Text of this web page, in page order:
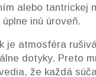
alebo tantrickej
inú úroveň.
je atmosféra
dotyky. Preto
že každá